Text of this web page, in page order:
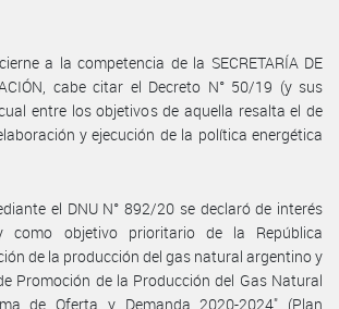
a la competencia de la SECRETARÍA DE
cabe citar el Decreto N° 50/19 (y sus
entre los objetivos de aquella resalta el de
y ejecución de la política energética
el DNU N° 892/20 se declaró de interés
como objetivo prioritario de la República
de la producción del gas natural argentino y
Promoción de la Producción del Gas Natural
de Oferta y Demanda 2020-2024" (Plan